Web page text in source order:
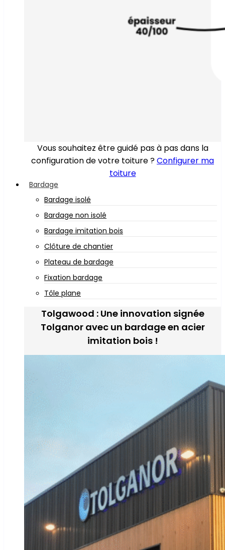
Vous souhaitez être guidé pas à pas dans la
configuration de votre toiture ?Configurer ma
toiture
Bardage
Bardage isolé
Bardage non isolé
Bardage imitation bois
Clôture de chantier
Plateau de bardage
Fixation bardage
Tôle plane
Tolgawood : Une innovation signée
Tolganor avec un bardage en acier
imitation bois !